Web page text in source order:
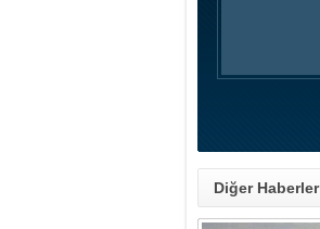
Diğer Haberler